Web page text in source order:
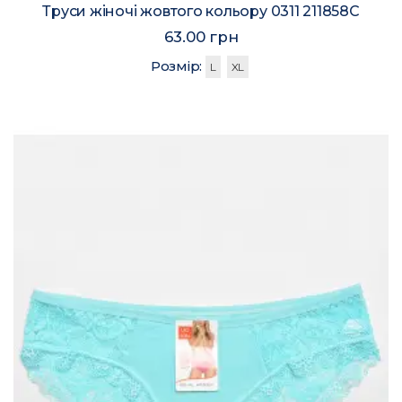
Труси жіночі жовтого кольору 0311 211858C
63.00 грн
Розмір: L XL